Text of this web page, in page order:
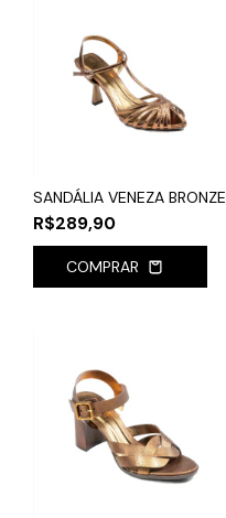
SANDÁLIA VENEZA BRONZE
R$289,90
COMPRAR